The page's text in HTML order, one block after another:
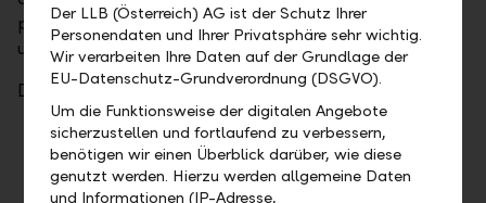
personenbezogenen Daten sowie auf Berichtigung
unrichtiger Daten.
Die Meldung an die Finanzbehörden umfasst:
Name
Adresse
Ansässigkeitsstaat(en)
Der LLB (Österreich) AG ist der Schutz Ihrer
Personendaten und Ihrer Privatsphäre sehr wichtig.
Wir verarbeiten Ihre Daten auf der Grundlage der
EU-Datenschutz-Grundverordnung (DSGVO).
Um die Funktionsweise der digitalen Angebote
sicherzustellen und fortlaufend zu verbessern,
benötigen wir einen Überblick darüber, wie diese
genutzt werden. Hierzu werden allgemeine Daten
und Informationen (IP-Adresse,